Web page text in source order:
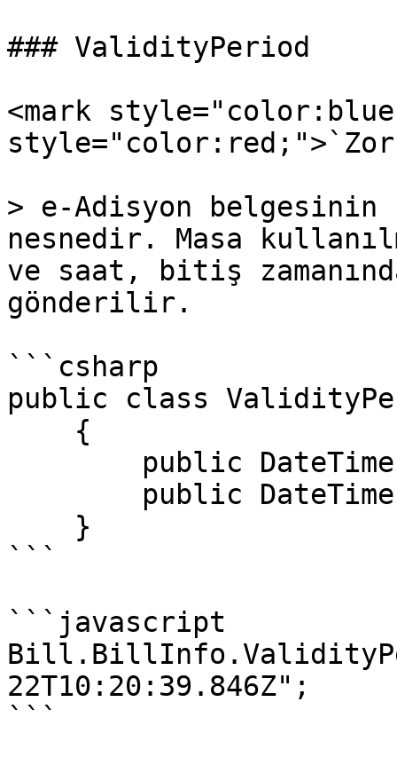
### ValidityPeriod
<mark
> e-Adisyon belgesinin
nesnedir. Masa
ve saat, bitiş
gönderilir.
```csharp
public class
```
```javascript
22T10:20:39.846Z";
```